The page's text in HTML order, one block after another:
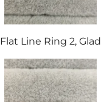
Flat Line Ring 2, Glad